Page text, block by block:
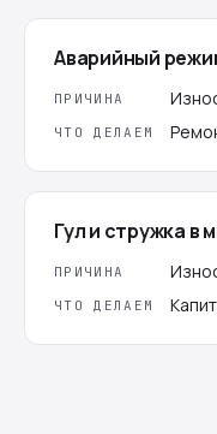
Аварийный
ПРИЧИНА
ЧТО ДЕЛАЕМ
Гул и стружка в
ПРИЧИНА
ЧТО ДЕЛАЕМ